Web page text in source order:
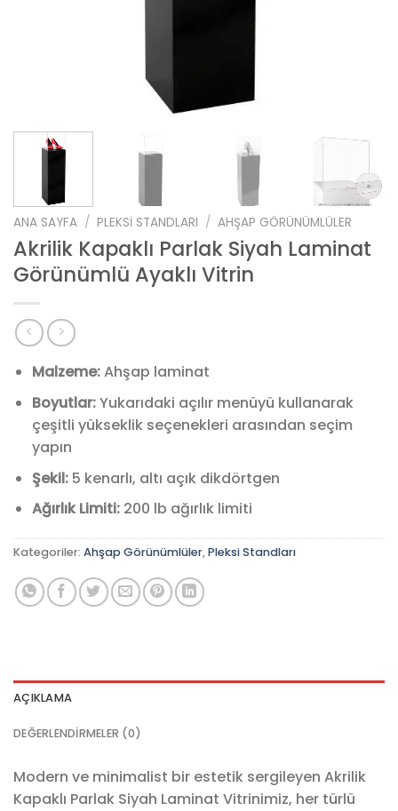
ANA SAYFA / PLEKSI STANDLARI / AHŞAP GÖRÜNÜMLÜLER
Akrilik Kapaklı Parlak Siyah Laminat
Görünümlü Ayaklı Vitrin
Malzeme:Ahşap laminat
Boyutlar:Yukarıdaki açılır menüyü kullanarak
çeşitli yükseklik seçenekleri arasından seçim
yapın
Şekil:5 kenarlı, altı açık dikdörtgen
Ağırlık Limiti:200 lb ağırlık limiti
Kategoriler: Ahşap Görünümlüler,Pleksi Standları
AÇIKLAMA
DEĞERLENDIRMELER (0)
Modern ve minimalist bir estetik sergileyen Akrilik
Kapaklı Parlak Siyah Laminat Vitrinimiz, her türlü